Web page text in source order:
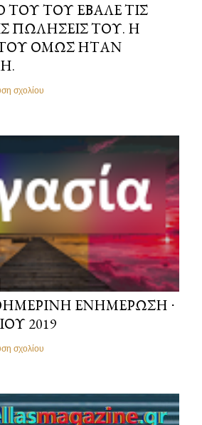
ΤΟΥ ΤΟΥ ΈΒΑΛΕ ΤΙΣ
ΠΩΛΉΣΕΙΣ ΤΟΥ. Η
ΌΜΩΣ ΉΤΑΝ
σχολίου
ΕΝΗΜΈΡΩΣΗ ⋅
2019
σχολίου